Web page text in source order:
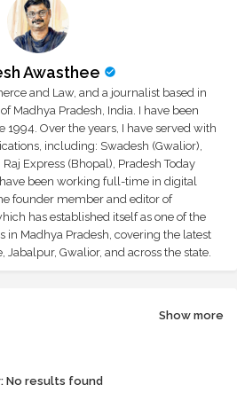
Awasthee
and Law, and a journalist based in
Madhya Pradesh, India. I have been
Over the years, I have served with
including: Swadesh (Gwalior),
Express (Bhopal), Pradesh Today
been working full-time in digital
founder member and editor of
has established itself as one of the
in Madhya Pradesh, covering the latest
Gwalior, and across the state.
Show more
No results found